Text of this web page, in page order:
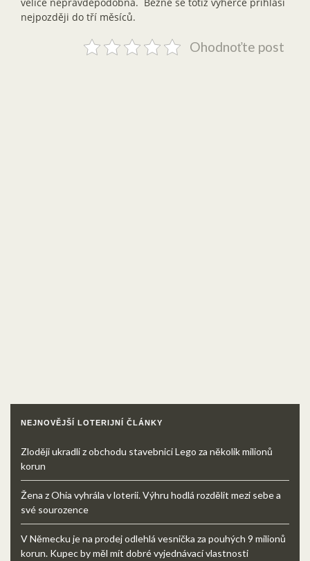
velice nepravděpodobná. Běžně se totiž výherce přihlásí
nejpozději do tří měsíců.
Ohodnoťte post
NEJNOVĚJŠÍ LOTERIJNÍ ČLÁNKY
Zloději ukradli z obchodu stavebnici Lego za několik milionů
korun
Žena z Ohia vyhrála v loterii. Výhru hodlá rozdělit mezi sebe a
své sourozence
V Německu je na prodej odlehlá vesnička za pouhých 9 milionů
korun. Kupec by měl mít dobré vyjednávací vlastnosti